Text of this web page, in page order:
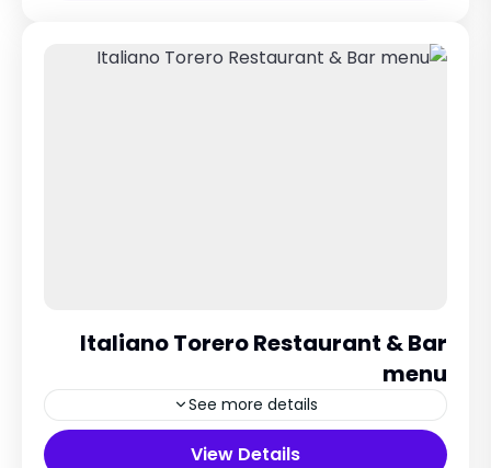
Italiano Torero Restaurant & Bar
menu
See more details
View Details